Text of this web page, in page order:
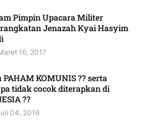
Pimpin Upacara Militer
Jenazah Kyai Hasyim
16, 2017
PAHAM KOMUNIS ?? serta
tidak cocok diterapkan di
??
04, 2016